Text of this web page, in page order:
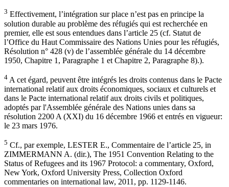
3 Effectivement, l’intégration sur place n’est pas en principe la
solution durable au problème des réfugiés qui est recherchée en
premier, elle est sous entendues dans l’article 25 (cf. Statut de
l’Office du Haut Commissaire des Nations Unies pour les réfugiés,
Résolution n° 428 (v) de l’assemblée générale du 14 décembre
1950, Chapitre 1, Paragraphe 1 et Chapitre 2, Paragraphe 8).).
4 A cet égard, peuvent être intégrés les droits contenus dans le Pacte
international relatif aux droits économiques, sociaux et culturels et
dans le Pacte international relatif aux droits civils et politiques,
adoptés par l'Assemblée générale des Nations unies dans sa
résolution 2200 A (XXI) du 16 décembre 1966 et entrés en vigueur:
le 23 mars 1976.
5 Cf., par exemple, LESTER E., Commentaire de l’article 25, in
ZIMMERMANN A. (dir.), The 1951 Convention Relating to the
Status of Refugees and its 1967 Protocol: a commentary, Oxford,
New York, Oxford University Press, Collection Oxford
commentaries on international law, 2011, pp. 1129-1146.